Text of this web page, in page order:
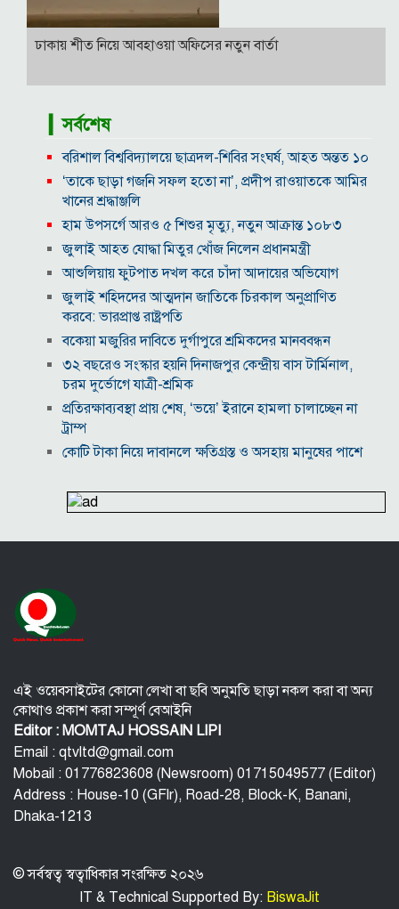
ঢাকায় শীত নিয়ে আবহাওয়া অফিসের নতুন বার্তা
▎সর্বশেষ
বরিশাল বিশ্ববিদ্যালয়ে ছাত্রদল-শিবির সংঘর্ষ, আহত অন্তত ১০
‘তাকে ছাড়া গজনি সফল হতো না’, প্রদীপ রাওয়াতকে আমির
খানের শ্রদ্ধাঞ্জলি
হাম উপসর্গে আরও ৫ শিশুর মৃত্যু, নতুন আক্রান্ত ১০৮৩
জুলাই আহত যোদ্ধা মিতুর খোঁজ নিলেন প্রধানমন্ত্রী
আশুলিয়ায় ফুটপাত দখল করে চাঁদা আদায়ের অভিযোগ
জুলাই শহিদদের আত্মদান জাতিকে চিরকাল অনুপ্রাণিত
করবে: ভারপ্রাপ্ত রাষ্ট্রপতি
বকেয়া মজুরির দাবিতে দুর্গাপুরে শ্রমিকদের মানববন্ধন
৩২ বছরেও সংস্কার হয়নি দিনাজপুর কেন্দ্রীয় বাস টার্মিনাল,
চরম দুর্ভোগে যাত্রী-শ্রমিক
প্রতিরক্ষাব্যবস্থা প্রায় শেষ, ‘ভয়ে’ ইরানে হামলা চালাচ্ছেন না
ট্রাম্প
কোটি টাকা নিয়ে দাবানলে ক্ষতিগ্রস্ত ও অসহায় মানুষের পাশে
‘রামলীলা’য় অভিনয়ের আগে গালাগালের অনুশীলন
করেছিলেন দীপিকা
দেবীগঞ্জ বাজারে ঝুঁকিপূর্ণ বটগাছের বিশাল ডাল, যেকোনো
করলেন পৌর বিএনপি নেতা শাহজালাল কাজল।
নওগাঁয় সন্ত্রাসী হামলায় বিএনপি নেতা গুরুতর জখম
এই ওয়েবসাইটের কোনো লেখা বা ছবি অনুমতি ছাড়া নকল করা বা অন্য
কোথাও প্রকাশ করা সম্পূর্ণ বেআইনি
Editor : MOMTAJ HOSSAIN LIPI
Email : qtvltd@gmail.com
Mobail : 01776823608 (Newsroom) 01715049577 (Editor)
Address : House-10 (GFlr), Road-28, Block-K, Banani,
Dhaka-1213
© সর্বস্বত্ব স্বত্বাধিকার সংরক্ষিত ২০২৬
IT & Technical Supported By: BiswaJit